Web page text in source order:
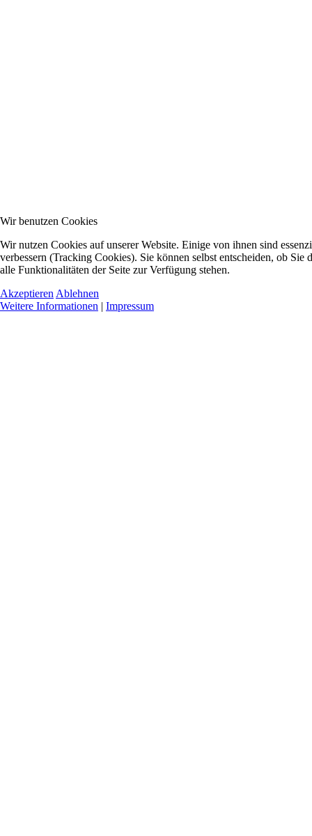
Wir benutzen Cookies
Wir nutzen Cookies auf unserer Website. Einige von ihnen sind
verbessern (Tracking Cookies). Sie können selbst entscheiden, ob
alle Funktionalitäten der Seite zur Verfügung stehen.
Akzeptieren Ablehnen
Weitere Informationen | Impressum